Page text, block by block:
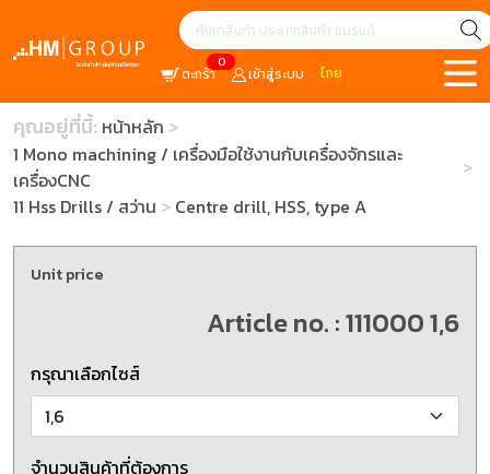
0
ตะกร้า เข้าสู่ระบบ ไทย
คุณอยู่ที่นี้: หน้าหลัก
1 Mono machining / เครื่องมือใช้งานกับเครื่องจักรและ
เครื่องCNC
11 Hss Drills / สว่าน
Centre drill, HSS, type A
Unit price
Article no. : 111000 1,6
กรุณาเลือกไซส์
จำนวนสินค้าที่ต้องการ